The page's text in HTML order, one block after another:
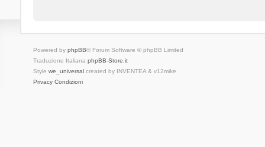
Powered by phpBB® Forum Software © phpBB Limited
Traduzione Italiana phpBB-Store.it
Style we_universalcreated by INVENTEA & v12mike
Privacy Condizioni